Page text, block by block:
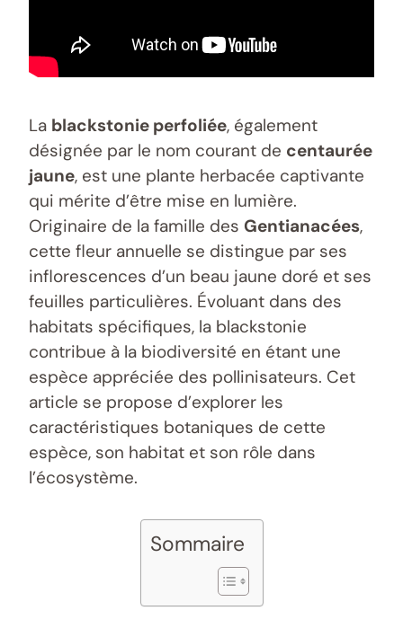
La blackstonie perfoliée, également
désignée par le nom courant de centaurée
jaune, est une plante herbacée captivante
qui mérite d’être mise en lumière.
Originaire de la famille des Gentianacées,
cette fleur annuelle se distingue par ses
inflorescences d’un beau jaune doré et ses
feuilles particulières. Évoluant dans des
habitats spécifiques, la blackstonie
contribue à la biodiversité en étant une
espèce appréciée des pollinisateurs. Cet
article se propose d’explorer les
caractéristiques botaniques de cette
espèce, son habitat et son rôle dans
l’écosystème.
Sommaire